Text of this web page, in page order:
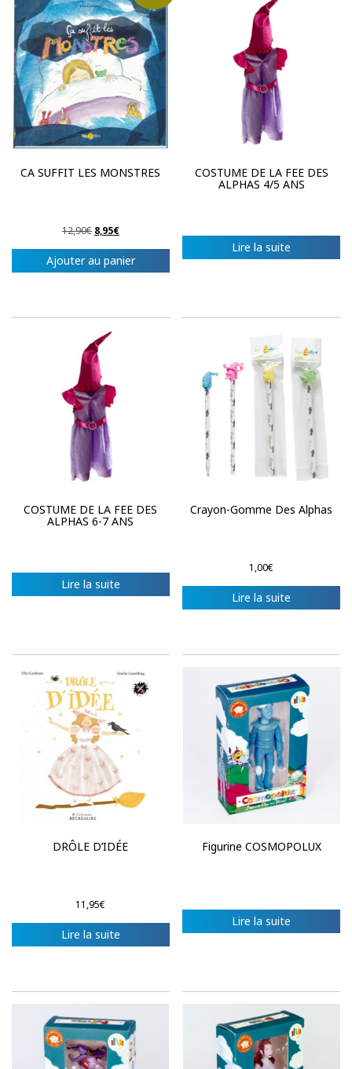
CA SUFFIT LES MONSTRES
12,90€ Le
initial
était :
8,95€Le
actuel
est :
Ajouter au panier
COSTUME DE LA FEE DES
ALPHAS 4/5 ANS
Lire la suite
COSTUME DE LA FEE DES
ALPHAS 6-7 ANS
Lire la suite
Crayon-Gomme Des Alphas
1,00€
Lire la suite
DRÔLE D’IDÉE
11,95€
Lire la suite
Figurine COSMOPOLUX
Lire la suite